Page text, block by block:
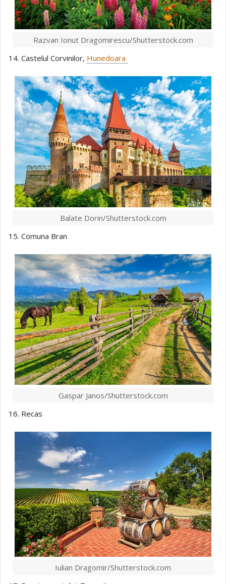
Razvan Ionut Dragomirescu/Shutterstock.com
14. Castelul Corvinilor, Hunedoara
Balate Dorin/Shutterstock.com
15. Comuna Bran
Gaspar Janos/Shutterstock.com
16. Recas
Iulian Dragomir/Shutterstock.com